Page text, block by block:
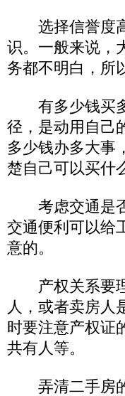
选择信誉度高
识。一般来说，
务都不明白，所
有多少钱买多
径，是动用自己
多少钱办多大事
楚自己可以买什
考虑交通是否
交通便利可以给
意的。
产权关系要理
人，或者卖房人
时要注意产权证
共有人等。
弄清二手房的